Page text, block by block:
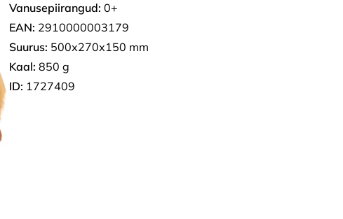
Vanusepiirangud: 0+
EAN: 2910000003179
Suurus: 500х270х150 mm
Kaal: 850 g
ID: 1727409